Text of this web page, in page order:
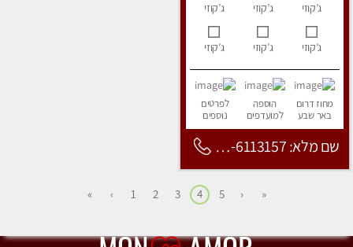
ג’קוזי ג’קוזי ג’קוזי
ג’קוזי ג’קוזי ג’קוזי
מחוז דרום
באר שבע
הוספה
למועדפים
לפרטים
נוספים
שם מלא: 053-6113157
«
‹
5
4
3
2
1
›
»